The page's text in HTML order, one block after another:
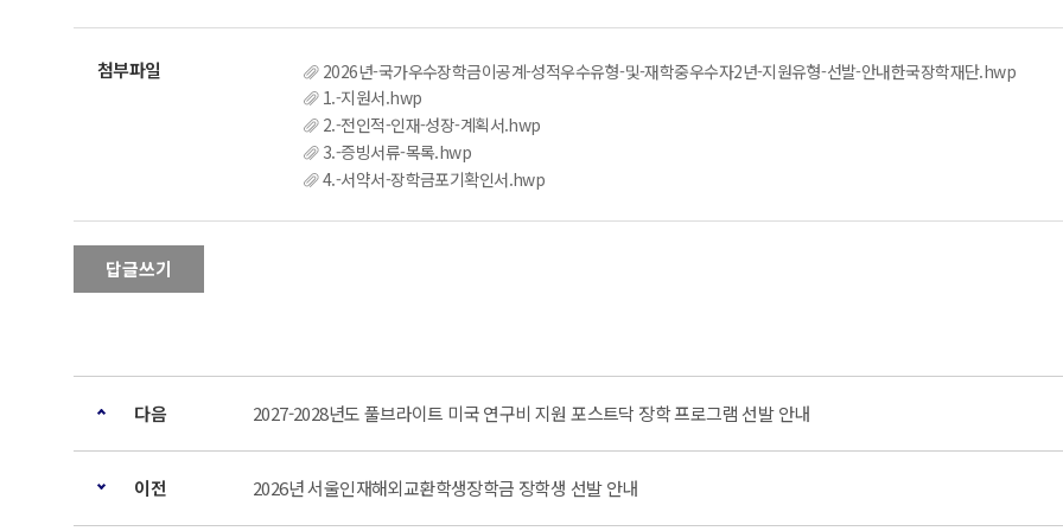
2026년-국가우수장학금이공계-성적우수유형-및-재학중우수자2년-지원유형-선발-안내한국장학재단.hwp
1.-지원서.hwp
2.-전인적-인재-성장-계획서.hwp
3.-증빙서류-목록.hwp
4.-서약서-장학금포기확인서.hwp
답글쓰기
다음 2027-2028년도 풀브라이트 미국 연구비 지원 포스트닥 장학 프로그램 선발 안내
이전 2026년 서울인재해외교환학생장학금 장학생 선발 안내